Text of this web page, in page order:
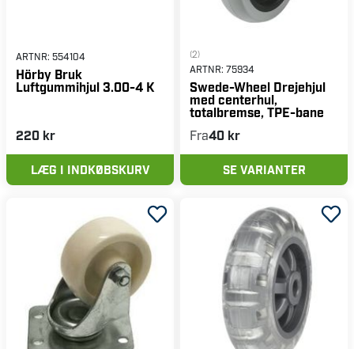
ARTNR: 554104
Hörby Bruk
Luftgummihjul 3.00-4 K
220 kr
LÆG I INDKØBSKURV
(2)
ARTNR: 75934
Swede-Wheel Drejehjul
med centerhul,
totalbremse, TPE-bane
Fra40 kr
SE VARIANTER